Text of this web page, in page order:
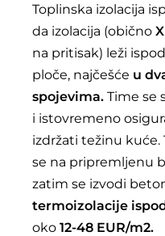
Toplinska izolacija
da izolacija (obično
na pritisak) leži
ploče, najčešće u
spojevima. Time se
i istovremeno
izdržati težinu kuće.
se na pripremljenu
zatim se izvodi
termoizolacije
oko 12-48 EUR/m2.